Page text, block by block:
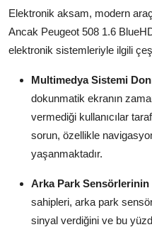
Elektronik aksam, modern
Ancak Peugeot 508 1.6
elektronik sistemleriyle ilgili
Multimedya Sistemi
dokunmatik ekranın
vermediği kullanıcılar
sorun, özellikle
yaşanmaktadır.
Arka Park Sensörlerinin
sahipleri, arka park
sinyal verdiğini ve bu